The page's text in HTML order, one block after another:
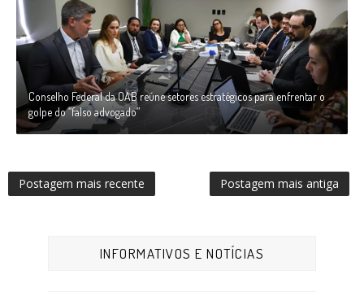
Conselho Federal da OAB reúne setores estratégicos para enfrentar o
golpe do “falso advogado”
Postagem mais recente Postagem mais antiga
INFORMATIVOS E NOTÍCIAS